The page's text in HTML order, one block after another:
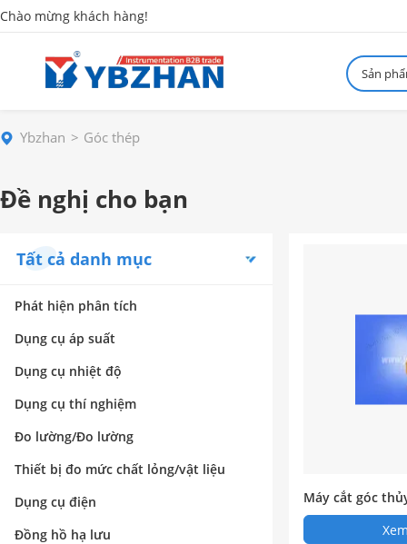
Chào mừng khách hàng!
Sản
Ybzhan Góc thép
Đề nghị cho bạn
Tất cả danh mục
Phát hiện phân tích
Dụng cụ áp suất
Dụng cụ nhiệt độ
Dụng cụ thí nghiệm
Đo lường/Đo lường
Thiết bị đo mức chất lỏng/vật liệu
Dụng cụ điện
Đồng hồ hạ lưu
Máy cắt góc